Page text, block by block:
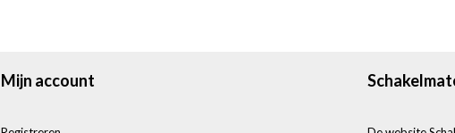
Mijn account